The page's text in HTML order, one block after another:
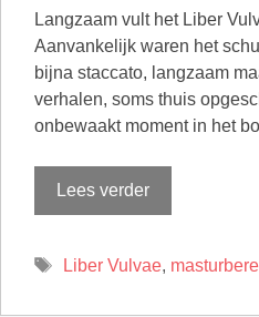
Langzaam vult het Liber
Aanvankelijk waren het
bijna staccato, langzaam
verhalen, soms thuis
onbewaakt moment in het
Lees verder
Tags
Liber Vulvae,